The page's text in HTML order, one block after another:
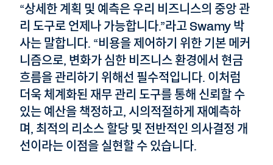
“상세한 계획 및 예측은 우리 비즈니스의 중앙 관
리 도구로 언제나 가능합니다.”라고 Swamy 박
사는 말합니다. “비용을 제어하기 위한 기본 메커
니즘으로, 변화가 심한 비즈니스 환경에서 현금
흐름을 관리하기 위해선 필수적입니다. 이처럼
더욱 체계화된 재무 관리 도구를 통해 신뢰할 수
있는 예산을 책정하고, 시의적절하게 재예측하
며, 최적의 리소스 할당 및 전반적인 의사결정 개
선이라는 이점을 실현할 수 있습니다.